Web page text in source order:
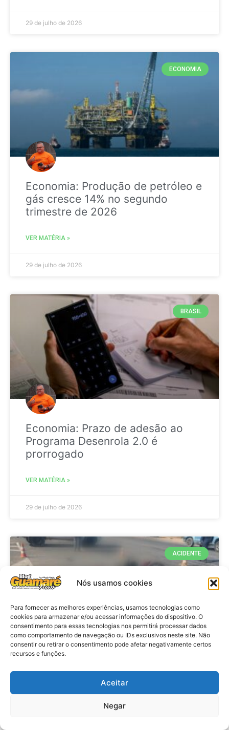
Nós usamos cookies
Para fornecer as melhores experiências, usamos tecnologias como
cookies para armazenar e/ou acessar informações do dispositivo. O
consentimento para essas tecnologias nos permitirá processar dados
como comportamento de navegação ou IDs exclusivos neste site. Não
consentir ou retirar o consentimento pode afetar negativamente certos
recursos e funções.
Aceitar
Negar
29 de julho de 2026
ECONOMIA
Economia: Produção de petróleo e
gás cresce 14% no segundo
trimestre de 2026
VER MATÉRIA »
29 de julho de 2026
BRASIL
Economia: Prazo de adesão ao
Programa Desenrola 2.0 é
prorrogado
VER MATÉRIA »
29 de julho de 2026
ACIDENTE
Acidente: A caminho do trabalho
professora se envolve em
acidente e vai a obito na RN 118
no Alto do Rodrigues, RN